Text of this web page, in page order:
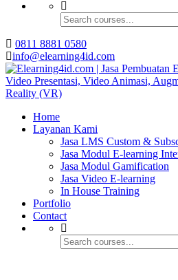
0811 8881 0580
info@elearning4id.com
Home
Layanan Kami
Jasa LMS Custom &
Jasa Modul E-learning
Jasa Modul Gamification
Jasa Video E-learning
In House Training
Portfolio
Contact